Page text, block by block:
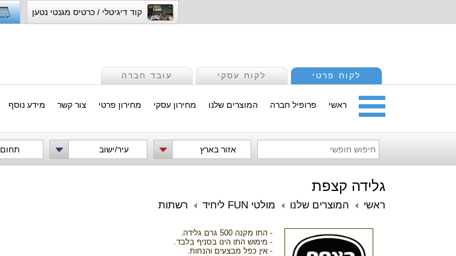
קוד דיגיטלי / כרטיס מגנטי נטען
לקוח פרטי לקוח עסקי עובד חברה
ראשי פרופיל חברה המוצרים שלנו מחירון עסקי מחירון פרטי צור קשר מידע נוסף
אזור בארץ עיר/ישוב תחום
גלידה קצפת
ראשי המוצרים שלנו מולטי FUN ליחיד רשתות
- התו מקנה 500 גרם גלידה.
- מימוש התו הינו בסניף בלבד.
- אין כפל מבצעים והנחות.